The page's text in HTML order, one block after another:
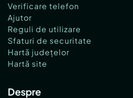
Verificare telefon
Ajutor
Reguli de utilizare
Sfaturi de securitate
Hartă județelor
Hartă site
Despre